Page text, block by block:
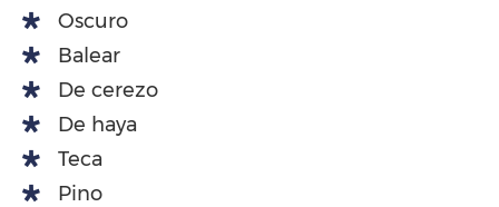
Oscuro
Balear
De cerezo
De haya
Teca
Pino